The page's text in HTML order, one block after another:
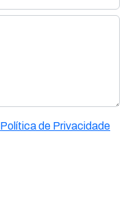
Política de Privacidade